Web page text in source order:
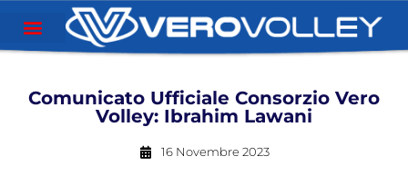
Comunicato Ufficiale Consorzio Vero
Volley: Ibrahim Lawani
16 Novembre 2023